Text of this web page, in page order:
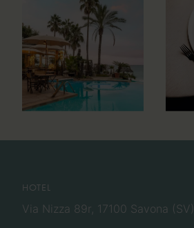
HOTEL
Via Nizza 89r, 17100 Savona (SV)